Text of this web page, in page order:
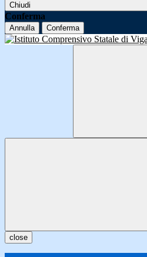
Chiudi
Conferma
Annulla Conferma
close